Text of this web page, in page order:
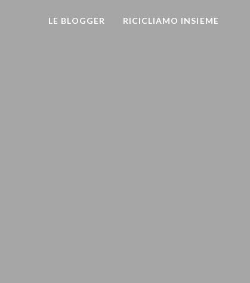
LE BLOGGER RICICLIAMO INSIEME